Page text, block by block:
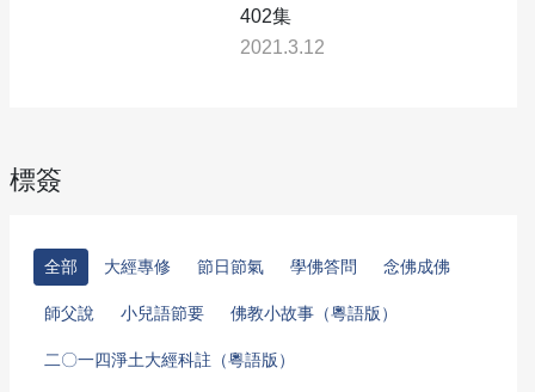
402集
2021.3.12
標簽
全部 大經專修 節日節氣 學佛答問 念佛成佛
師父說 小兒語節要 佛教小故事（粵語版）
二〇一四淨土大經科註（粵語版）